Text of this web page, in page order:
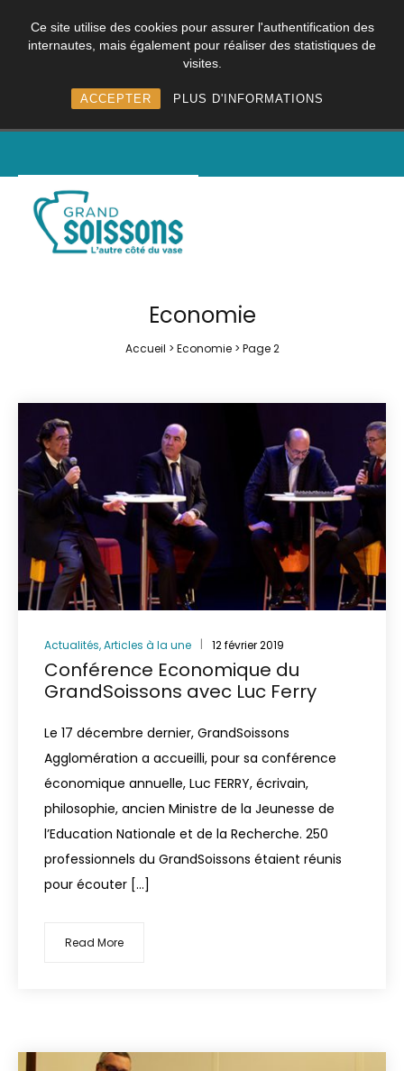
Ce site utilise des cookies pour assurer l'authentification des
internautes, mais également pour réaliser des statistiques de
visites.
ACCEPTER PLUS D'INFORMATIONS
Economie
Accueil > Economie> Page 2
Actualités,Articles à la une 12 février 2019
Conférence Economique du
GrandSoissons avec Luc Ferry
Le 17 décembre dernier, GrandSoissons
Agglomération a accueilli, pour sa conférence
économique annuelle, Luc FERRY, écrivain,
philosophie, ancien Ministre de la Jeunesse de
l’Education Nationale et de la Recherche. 250
professionnels du GrandSoissons étaient réunis
pour écouter […]
Read More